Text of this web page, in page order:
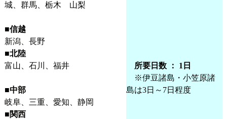
城、群馬、栃木 山梨
所要日数 ： 1日
※伊豆諸島・小笠原諸
島は3日～7日程度
■信越
新潟、長野
■北陸
富山、石川、福井
■中部
岐阜、三重、愛知、静岡
■関西